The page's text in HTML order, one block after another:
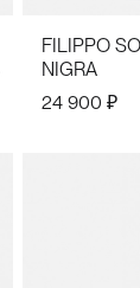
FILIPPO
NIGRA
24 900 ₽